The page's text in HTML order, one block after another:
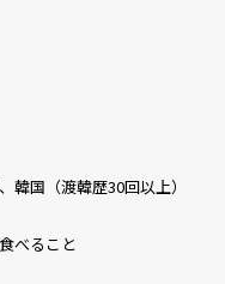
韓国（渡韓歴30回以上）
べること